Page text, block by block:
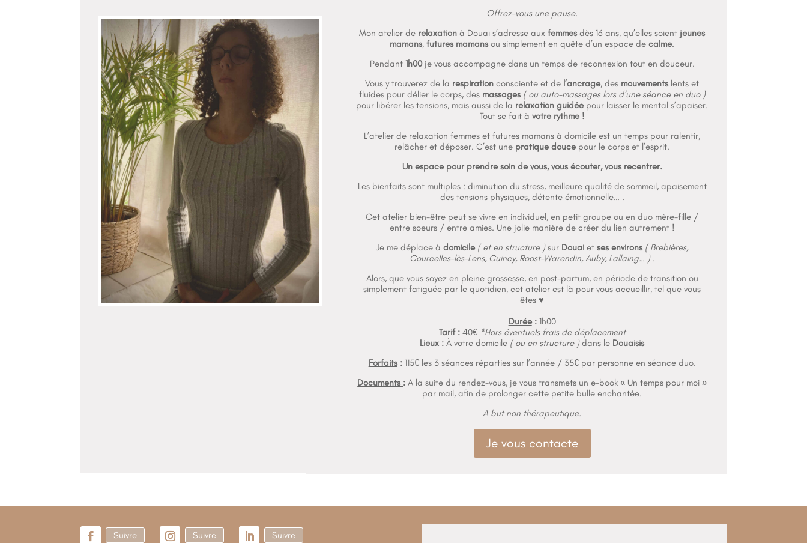
Offrez-vous une pause.
Mon atelier de relaxation à Douai s’adresse auxfemmes dès 16 ans, qu’elles soient jeunes
mamans,futures mamans ou simplement en quête d’un espace decalme.
Pendant 1h00je vous accompagne dans un temps de reconnexion tout en douceur.
Vous y trouverez de la respiration consciente et de l’ancrage, des mouvements lents et
fluides pour délier le corps, des massages ( ou auto-massages lors d’une séance en duo )
pour libérer les tensions, mais aussi de la relaxation guidéepour laisser le mental s’apaiser.
Tout se fait à votre rythme !
L’atelier de relaxation femmes et futures mamans à domicile est un temps pour ralentir,
relâcher et déposer. C’est une pratique doucepour le corps et l’esprit.
Un espace pour prendre soin de vous, vous écouter, vous recentrer.
Les bienfaits sont multiples : diminution du stress, meilleure qualité de sommeil, apaisement
des tensions physiques, détente émotionnelle… .
Cet atelier bien-être peut se vivre en individuel, en petit groupe ou en duo mère-fille /
entre soeurs / entre amies. Une jolie manière de créer du lien autrement !
Je me déplace à domicile ( et en structure )sur Douai et ses environs ( Brebières,
Courcelles-lès-Lens, Cuincy, Roost-Warendin, Auby, Lallaing… ) .
Alors, que vous soyez en pleine grossesse, en post-partum, en période de transition ou
simplement fatiguée par le quotidien, cet atelier est là pour vous accueillir, tel que vous
êtes ♥
Durée:1h00
Tarif:40€ *Hors éventuels frais de déplacement
Lieux : À votre domicile ( ou en structure )dans le Douaisis
Forfaits: 115€ les 3 séances réparties sur l’année / 35€ par personne en séance duo.
Documents : A la suite du rendez-vous, je vous transmets un e-book « Un temps pour moi »
par mail, afin de prolonger cette petite bulle enchantée.
A but non thérapeutique.
Je vous contacte
Suivre Suivre Suivre